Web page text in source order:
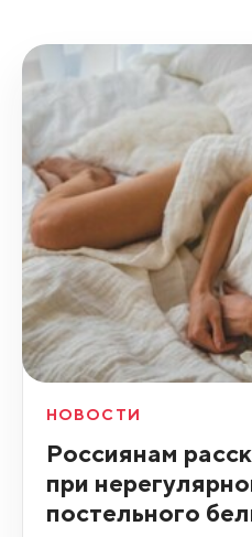
НОВОСТИ
Россиянам
при
постельного